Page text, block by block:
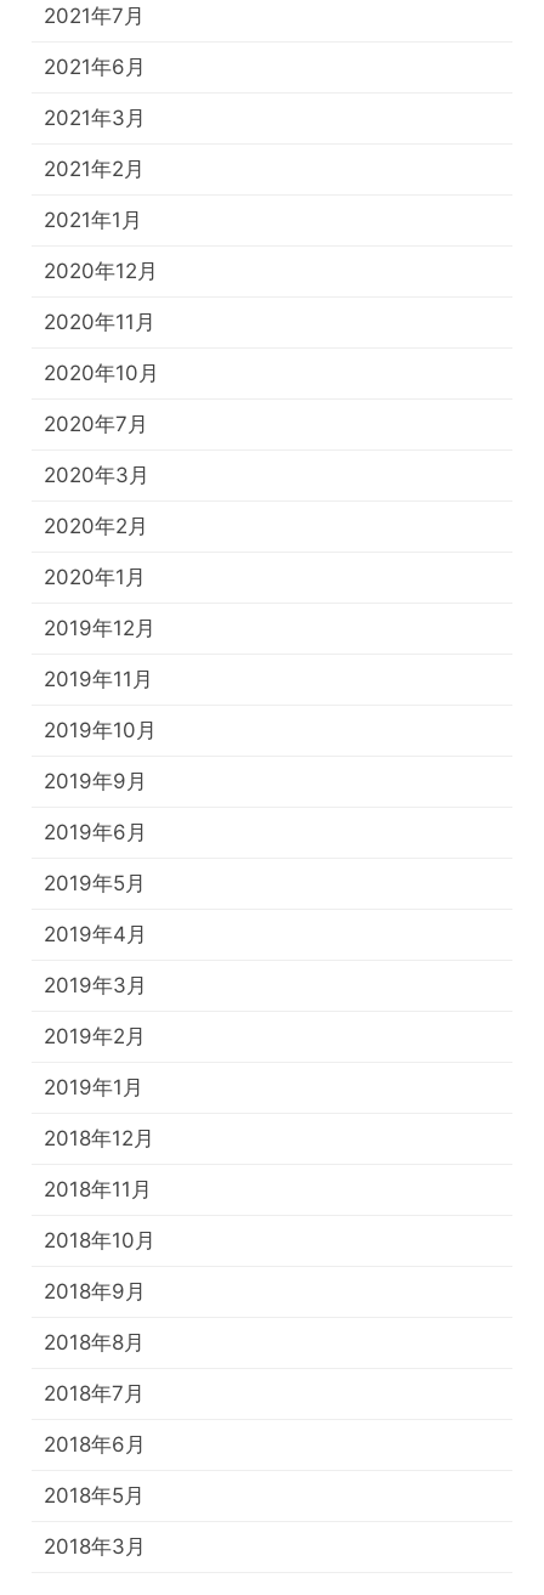
2021年7月
2021年6月
2021年3月
2021年2月
2021年1月
2020年12月
2020年11月
2020年10月
2020年7月
2020年3月
2020年2月
2020年1月
2019年12月
2019年11月
2019年10月
2019年9月
2019年6月
2019年5月
2019年4月
2019年3月
2019年2月
2019年1月
2018年12月
2018年11月
2018年10月
2018年9月
2018年8月
2018年7月
2018年6月
2018年5月
2018年3月